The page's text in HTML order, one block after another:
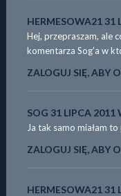
HERMESOWA21 31
Hej, przepraszam, ale
komentarza Sog’a w
ZALOGUJ SIĘ, ABY
SOG 31 LIPCA 2011
Ja tak samo miałam
ZALOGUJ SIĘ, ABY
HERMESOWA21 31